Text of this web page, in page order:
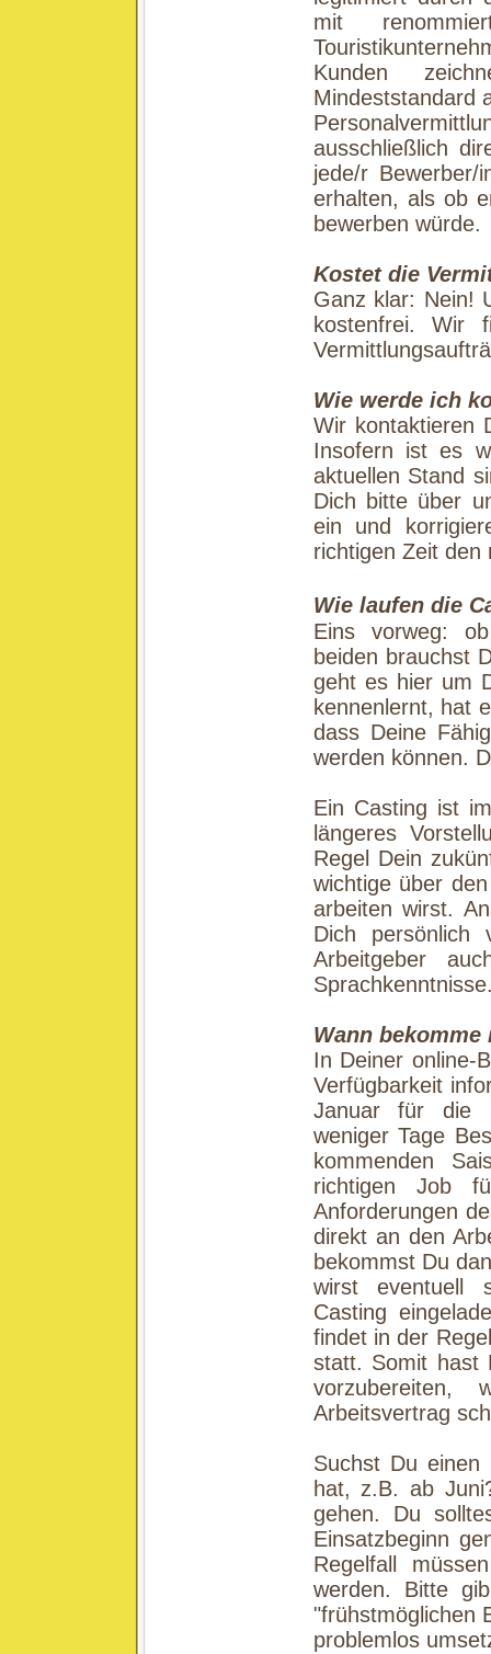
mit
Kunden
Mindeststandard
ausschließlich
jede/r
erhalten, als ob
bewerben würde.
Kostet die
Ganz klar: Nein!
kostenfrei. Wir
Wie werde ich
Wir kontaktieren
Insofern ist es
aktuellen Stand
Dich bitte über
ein und
richtigen Zeit den
Wie laufen die
Eins vorweg:
beiden brauchst
geht es hier um
kennenlernt, hat
dass Deine
werden können.
Ein Casting ist
längeres
Regel Dein
wichtige über
arbeiten wirst.
Dich persönlich
Arbeitgeber
Wann
In Deiner online-
Verfügbarkeit
Januar für die
weniger Tage
kommenden
richtigen Job
Anforderungen
direkt an den
bekommst Du
wirst eventuell
Casting
findet in der
statt. Somit hast
Arbeitsvertrag
Suchst Du einen
hat, z.B. ab
gehen. Du
Einsatzbeginn
Regelfall
werden. Bitte
"frühstmöglichen
problemlos